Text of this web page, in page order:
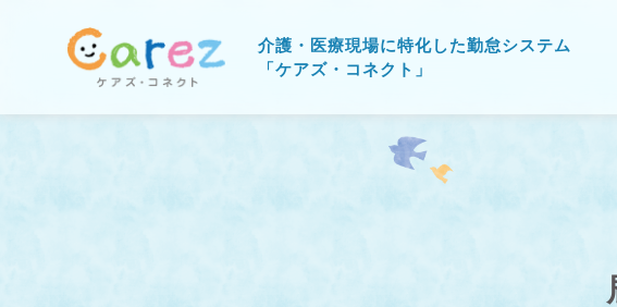
介護・医療現場に特化した勤怠システム
「ケアズ・コネクト」